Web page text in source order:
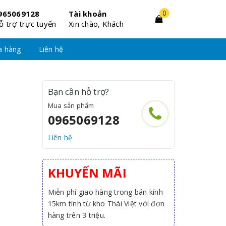
trợ trực tuyến
Tài khoản
Xin chào, Khách
0
hàng Liên hệ
Bạn cần hỗ trợ?
Mua sản phẩm
0965069128
Liên hệ
KHUYẾN MÃI
Miễn phí giao hàng trong bán kính
15km tính từ kho Thái Việt với đơn
hàng trên 3 triệu.